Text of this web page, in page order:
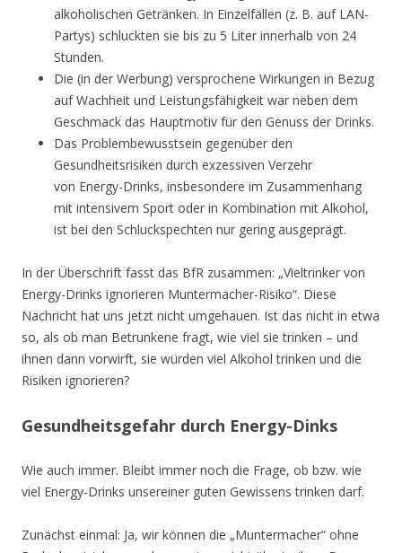
alkoholischen Getränken. In Einzelfällen (z. B. auf LAN-
Partys) schluckten sie bis zu 5 Liter innerhalb von 24
Stunden.
Die (in der Werbung) versprochene Wirkungen in Bezug
auf Wachheit und Leistungsfähigkeit war neben dem
Geschmack das Hauptmotiv für den Genuss der Drinks.
Das Problembewusstsein gegenüber den
Gesundheitsrisiken durch exzessiven Verzehr
von Energy-Drinks, insbesondere im Zusammenhang
mit intensivem Sport oder in Kombination mit Alkohol,
ist bei den Schluckspechten nur gering ausgeprägt.
In der Überschrift fasst das BfR zusammen: „Vieltrinker von
Energy-Drinks ignorieren Muntermacher-Risiko“. Diese
Nachricht hat uns jetzt nicht umgehauen. Ist das nicht in etwa
so, als ob man Betrunkene fragt, wie viel sie trinken – und
ihnen dann vorwirft, sie würden viel Alkohol trinken und die
Risiken ignorieren?
Gesundheitsgefahr durch Energy-Dinks
Wie auch immer. Bleibt immer noch die Frage, ob bzw. wie
viel Energy-Drinks unsereiner guten Gewissens trinken darf.
Zunächst einmal: Ja, wir können die „Muntermacher“ ohne